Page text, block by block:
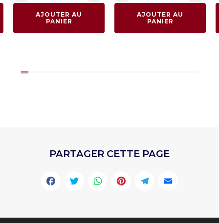
AJOUTER AU
PANIER
AJOUTER AU
PANIER
PARTAGER CETTE PAGE
Facebook
Twitter
WhatsApp
Pinterest